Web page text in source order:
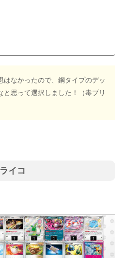
はなかったので、鋼タイプのデッ
と思って選択しました！（毒ブリ
イコ